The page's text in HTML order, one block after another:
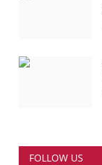
FOLLOW US